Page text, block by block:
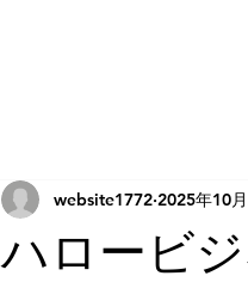
ハロービ
website1772 2025年10